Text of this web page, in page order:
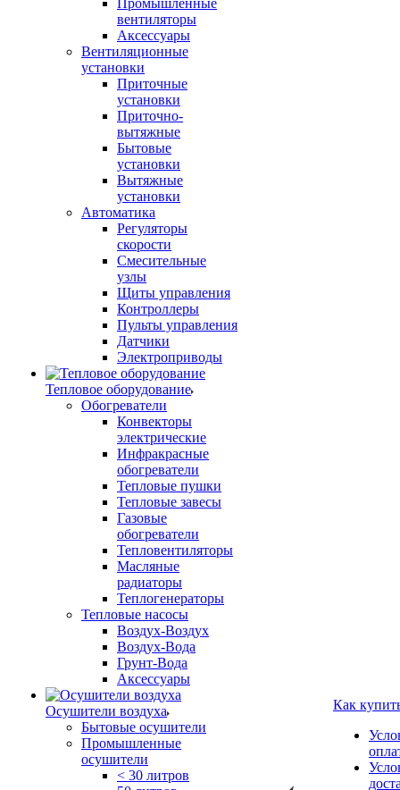
Промышленные
вентиляторы
Аксессуары
Вентиляционные
установки
Приточные
установки
Приточно-
вытяжные
Бытовые
установки
Вытяжные
установки
Автоматика
Регуляторы
скорости
Смесительные
узлы
Щиты управления
Контроллеры
Пульты управления
Датчики
Электроприводы
Тепловое оборудование
Обогреватели
Конвекторы
электрические
Инфракрасные
обогреватели
Тепловые пушки
Тепловые завесы
Газовые
обогреватели
Тепловентиляторы
Масляные
радиаторы
Теплогенераторы
Тепловые насосы
Воздух-Воздух
Воздух-Вода
Грунт-Вода
Аксессуары
Осушители воздуха
Бытовые осушители
Промышленные
осушители
< 30 литров
Как